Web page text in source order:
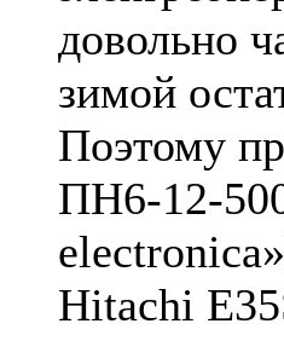
довольно
зимой
Поэтому
ПН6-12-
Hitachi